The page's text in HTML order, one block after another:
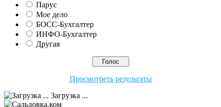
Парус
Мое дело
БОСС-Бухгалтер
ИНФО-Бухгалтер
Другая
Просмотреть результаты
Загрузка ...